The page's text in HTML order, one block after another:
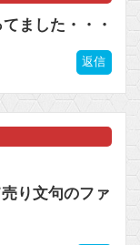
ました・・・
返信
り文句のファ